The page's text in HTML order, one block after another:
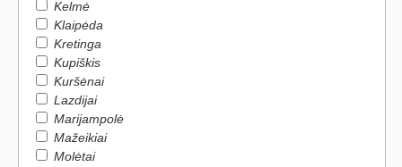
Kelmė
Klaipėda
Kretinga
Kupiškis
Kuršėnai
Lazdijai
Marijampolė
Mažeikiai
Molėtai